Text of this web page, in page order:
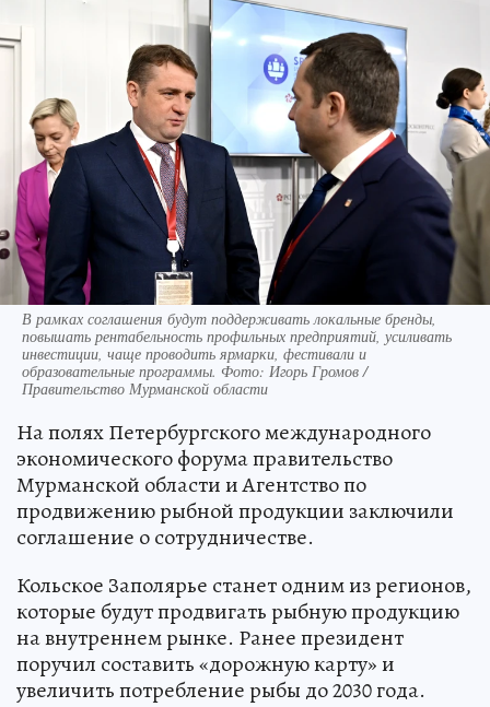
В рамках соглашения будут поддерживать локальные бренды,
повышать рентабельность профильных предприятий, усиливать
инвестиции, чаще проводить ярмарки, фестивали и
образовательные программы. Фото: Игорь Громов /
Правительство Мурманской области
На полях Петербургского международного
экономического форума правительство
Мурманской области и Агентство по
продвижению рыбной продукции заключили
соглашение о сотрудничестве.
Кольское Заполярье станет одним из регионов,
которые будут продвигать рыбную продукцию
на внутреннем рынке. Ранее президент
поручил составить «дорожную карту» и
увеличить потребление рыбы до 2030 года.